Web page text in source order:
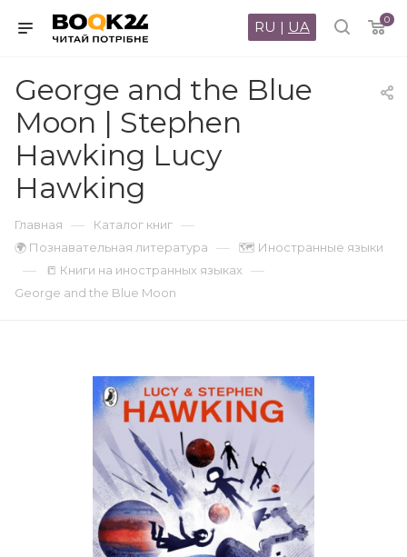
0
RU | UA
George and the Blue
Moon | Stephen
Hawking Lucy
Hawking
Главная — Каталог книг —
🌍 Познавательная литература — 🗺 Иностранные языки
— 📒 Книги на иностранных языках —
George and the Blue Moon